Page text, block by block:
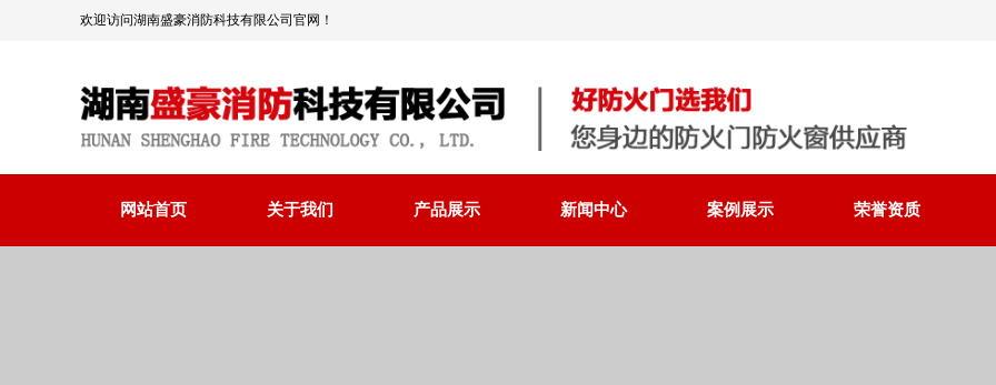
欢迎访问湖南盛豪消防科技有限公司官网！
网站首页 关于我们 产品展示 新闻中心 案例展示 荣誉资质